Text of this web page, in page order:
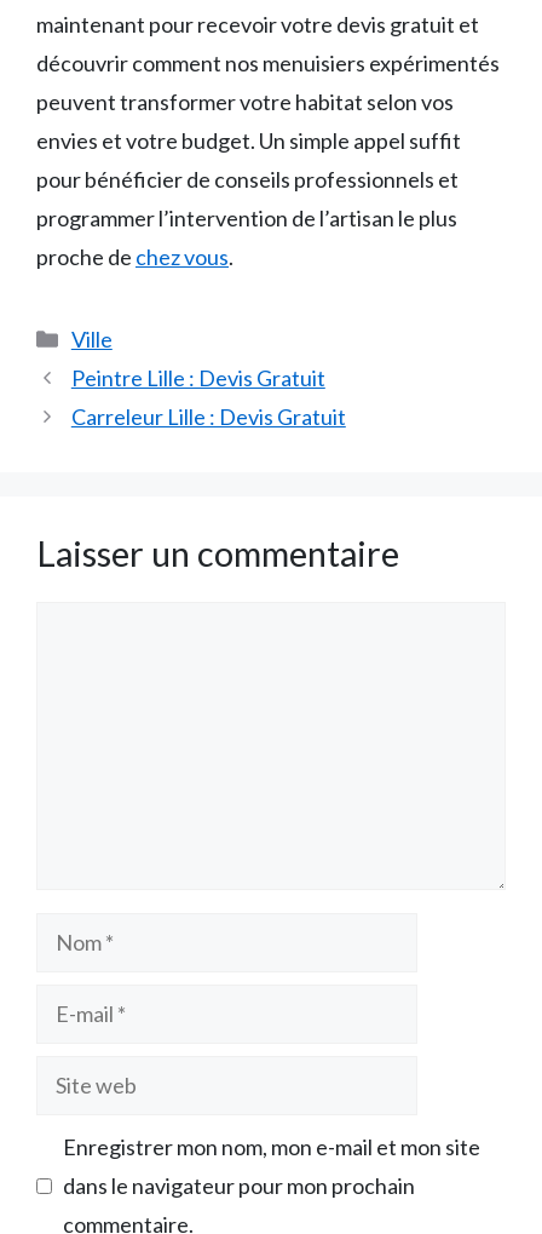
maintenant pour recevoir votre devis gratuit et
découvrir comment nos menuisiers expérimentés
peuvent transformer votre habitat selon vos
envies et votre budget. Un simple appel suffit
pour bénéficier de conseils professionnels et
programmer l’intervention de l’artisan le plus
proche de chez vous.
Catégories
Ville
Peintre Lille : Devis Gratuit
Carreleur Lille : Devis Gratuit
Laisser un commentaire
Nom
Site
Enregistrer mon nom, mon e-mail et mon site
dans le navigateur pour mon prochain
commentaire.